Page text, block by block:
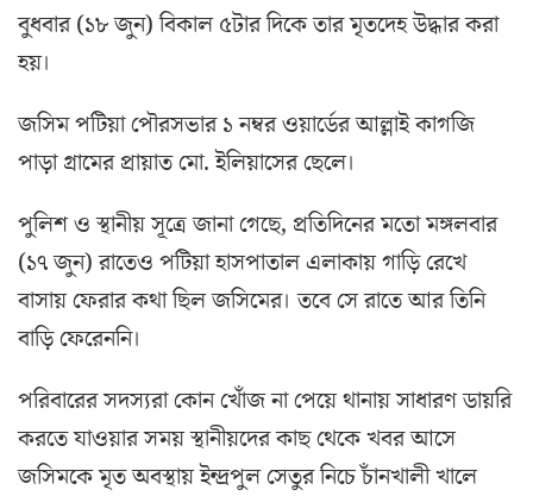
বুধবার (১৮ জুন) বিকাল ৫টার দিকে তার মৃতদেহ উদ্ধার করা
হয়।
জসিম পটিয়া পৌরসভার ১ নম্বর ওয়ার্ডের আল্লাই কাগজি
পাড়া গ্রামের প্রায়াত মো. ইলিয়াসের ছেলে।
পুলিশ ও স্থানীয় সূত্রে জানা গেছে, প্রতিদিনের মতো মঙ্গলবার
(১৭ জুন) রাতেও পটিয়া হাসপাতাল এলাকায় গাড়ি রেখে
বাসায় ফেরার কথা ছিল জসিমের। তবে সে রাতে আর তিনি
বাড়ি ফেরেননি।
পরিবারের সদস্যরা কোন খোঁজ না পেয়ে থানায় সাধারণ ডায়রি
করতে যাওয়ার সময় স্থানীয়দের কাছ থেকে খবর আসে
জসিমকে মৃত অবস্থায় ইন্দ্রপুল সেতুর নিচে চাঁনখালী খালে